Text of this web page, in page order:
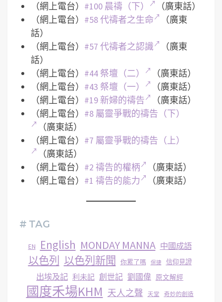
（網上電台） #100 晨禱（下）
（廣東話）
（網上電台） #58 代禱者之生命
（廣東
話）
（網上電台） #57 代禱者之認識
（廣東
話）
（網上電台） #44 祭壇（二）
（廣東話）
（網上電台） #43 祭壇（一）
（廣東話）
（網上電台） #19 新婦的禱告
（廣東話）
（網上電台） #8 屬靈爭戰的禱告（下）
（廣東話）
（網上電台） #7 屬靈爭戰的禱告（上）
（廣東話）
（網上電台） #2 禱告的權柄
（廣東話）
（網上電台） #1 禱告的能力 （廣東話）
# TAG
EN English MONDAY MANNA 中國成語
以色列 以色列新聞 你累了嗎 保捷 信仰見證
出埃及記 利未記 創世記 劉國偉 原文解經
國度禾場KHM 天人之聲 天堂 奇妙的創造